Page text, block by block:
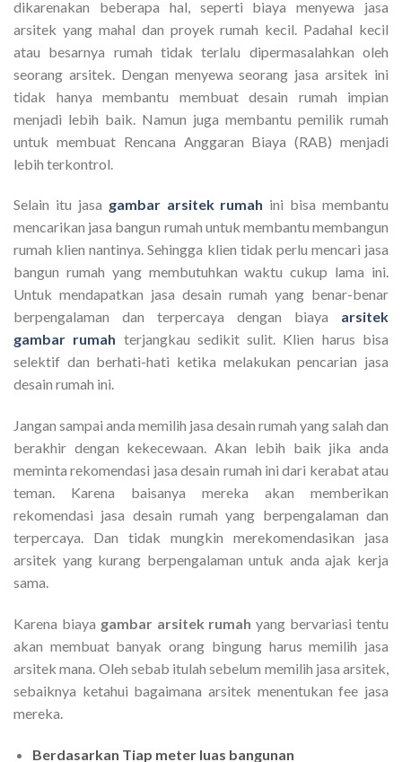
dikarenakan beberapa hal, seperti biaya menyewa jasa
arsitek yang mahal dan proyek rumah kecil. Padahal kecil
atau besarnya rumah tidak terlalu dipermasalahkan oleh
seorang arsitek. Dengan menyewa seorang jasa arsitek ini
tidak hanya membantu membuat desain rumah impian
menjadi lebih baik. Namun juga membantu pemilik rumah
untuk membuat Rencana Anggaran Biaya (RAB) menjadi
lebih terkontrol.
Selain itu jasa gambar arsitek rumah ini bisa membantu
mencarikan jasa bangun rumah untuk membantu membangun
rumah klien nantinya. Sehingga klien tidak perlu mencari jasa
bangun rumah yang membutuhkan waktu cukup lama ini.
Untuk mendapatkan jasa desain rumah yang benar-benar
berpengalaman dan terpercaya dengan biaya
arsitek
gambar rumah terjangkau sedikit sulit. Klien harus bisa
selektif dan berhati-hati ketika melakukan pencarian jasa
desain rumah ini.
Jangan sampai anda memilih jasa desain rumah yang salah dan
berakhir dengan kekecewaan. Akan lebih baik jika anda
meminta rekomendasi jasa desain rumah ini dari kerabat atau
teman. Karena baisanya mereka akan memberikan
rekomendasi jasa desain rumah yang berpengalaman dan
terpercaya. Dan tidak mungkin merekomendasikan jasa
arsitek yang kurang berpengalaman untuk anda ajak kerja
sama.
Karena biaya gambar arsitek rumah yang bervariasi tentu
akan membuat banyak orang bingung harus memilih jasa
arsitek mana. Oleh sebab itulah sebelum memilih jasa arsitek,
sebaiknya ketahui bagaimana arsitek menentukan fee jasa
mereka.
Berdasarkan Tiap meter luas bangunan